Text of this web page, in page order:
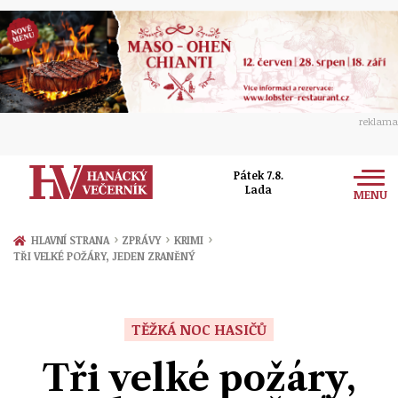
reklama
Pátek 7.8.
Lada
MENU
Zprávy
Přerov
Ekonomika
Ženy
Sport
HLAVNÍ STRANA › ZPRÁVY › KRIMI ›
TŘI VELKÉ POŽÁRY, JEDEN ZRANĚNÝ
TĚŽKÁ NOC HASIČŮ
Tři velké požáry,